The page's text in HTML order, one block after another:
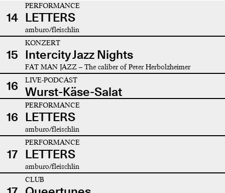
14
PERFORMANCE
LETTERS
amburo/fleischlin
15
KONZERT
Intercity Jazz Nights
FAT MAN JAZZ – The caliber of Peter Herbolzheimer
16 LIVE-PODCAST
Wurst-Käse-Salat
16
PERFORMANCE
LETTERS
amburo/fleischlin
17
PERFORMANCE
LETTERS
amburo/fleischlin
CLUB